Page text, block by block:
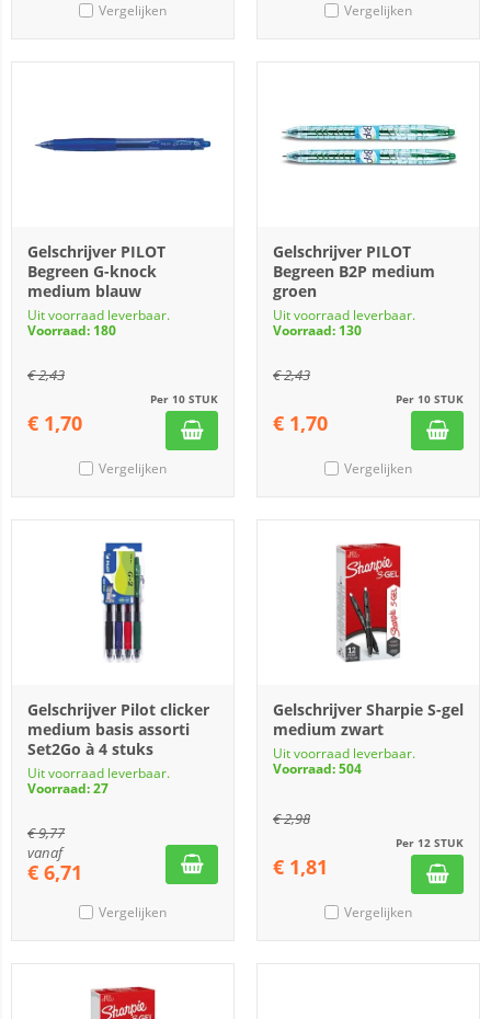
Vergelijken Vergelijken
Gelschrijver PILOT
Begreen G-knock
medium blauw
Uit voorraad leverbaar.
Voorraad: 180
€2,43
Per 10 STUK
€ 1,70
Vergelijken
Gelschrijver PILOT
Begreen B2P medium
groen
Uit voorraad leverbaar.
Voorraad: 130
€2,43
Per 10 STUK
€ 1,70
Vergelijken
Gelschrijver Pilot clicker
medium basis assorti
Set2Go à 4 stuks
Uit voorraad leverbaar.
Voorraad: 27
€9,77
vanaf
€ 6,71
Vergelijken
Gelschrijver Sharpie S-gel
medium zwart
Uit voorraad leverbaar.
Voorraad: 504
€2,98
Per 12 STUK
€ 1,81
Vergelijken